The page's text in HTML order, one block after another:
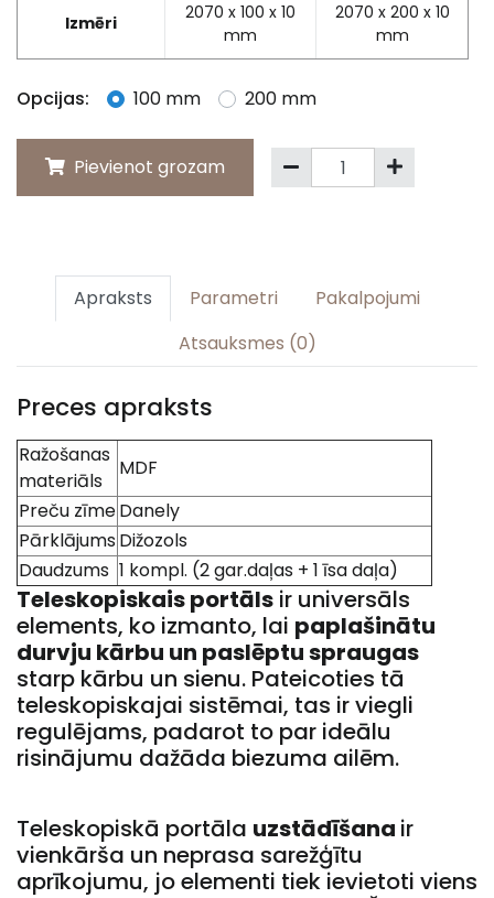
Izmēri
2070 x 100 x 10
mm
2070 x 200 x 10
mm
Opcijas: 100 mm 200 mm
Pievienot grozam
Apraksts Parametri
Pakalpojumi
Atsauksmes (0)
Preces apraksts
Ražošanas
materiāls
MDF
Preču zīmeDanely
PārklājumsDižozols
Daudzums 1 kompl. (2 gar.daļas + 1 īsa daļa)
Teleskopiskais portāls ir universāls
elements, ko izmanto, lai paplašinātu
durvju kārbu un paslēptu spraugas
starp kārbu un sienu. Pateicoties tā
teleskopiskajai sistēmai, tas ir viegli
regulējams, padarot to par ideālu
risinājumu dažāda biezuma ailēm.
Teleskopiskā portāla uzstādīšana ir
vienkārša un neprasa sarežģītu
aprīkojumu, jo elementi tiek ievietoti viens